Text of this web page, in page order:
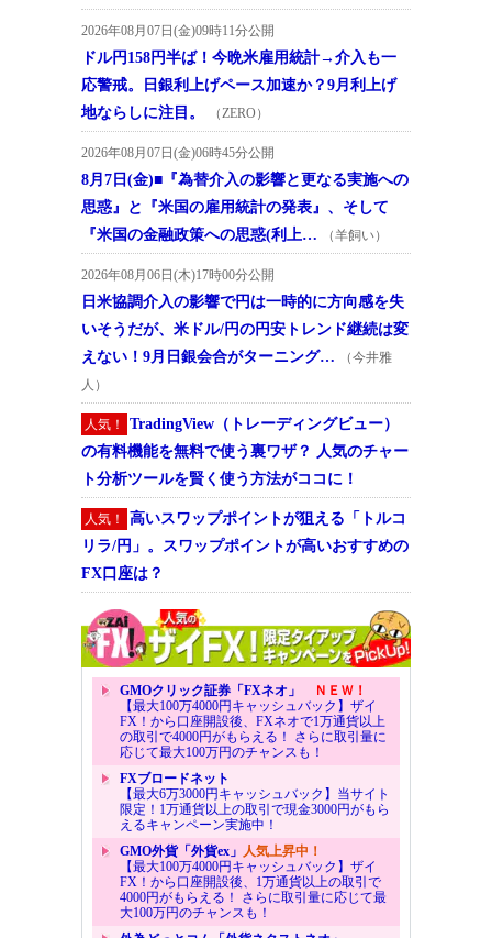
2026年08月07日(金)09時11分公開
ドル円158円半ば！今晩米雇用統計→介入も一
応警戒。日銀利上げペース加速か？9月利上げ
地ならしに注目。
（ZERO）
2026年08月07日(金)06時45分公開
8月7日(金)■『為替介入の影響と更なる実施への
思惑』と『米国の雇用統計の発表』、そして
『米国の金融政策への思惑(利上…
（羊飼い）
2026年08月06日(木)17時00分公開
日米協調介入の影響で円は一時的に方向感を失
いそうだが、米ドル/円の円安トレンド継続は変
えない！9月日銀会合がターニング…
（今井雅
人）
人気！
TradingView（トレーディングビュー）
の有料機能を無料で使う裏ワザ？ 人気のチャー
ト分析ツールを賢く使う方法がココに！
人気！
高いスワップポイントが狙える「トルコ
リラ/円」。スワップポイントが高いおすすめの
FX口座は？
GMOクリック証券「FXネオ」
ＮＥＷ！
【最大100万4000円キャッシュバック】ザイ
FX！から口座開設後、FXネオで1万通貨以上
の取引で4000円がもらえる！ さらに取引量に
応じて最大100万円のチャンスも！
FXブロードネット
【最大6万3000円キャッシュバック】当サイト
限定！1万通貨以上の取引で現金3000円がもら
えるキャンペーン実施中！
GMO外貨「外貨ex」 人気上昇中！
【最大100万4000円キャッシュバック】ザイ
FX！から口座開設後、1万通貨以上の取引で
4000円がもらえる！ さらに取引量に応じて最
大100万円のチャンスも！